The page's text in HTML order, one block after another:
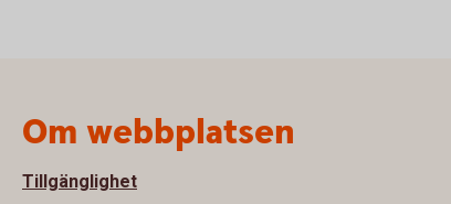
Om webbplatsen
Tillgänglighet